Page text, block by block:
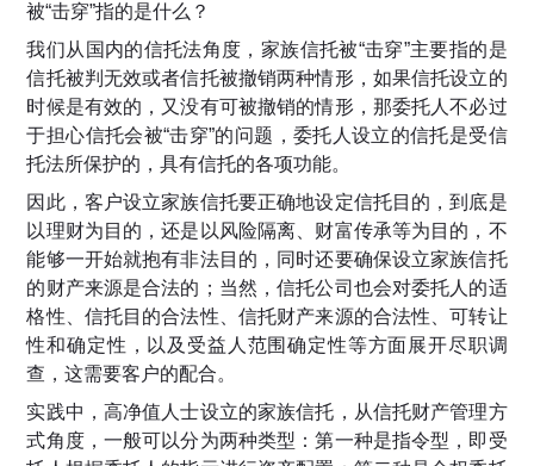
被“击穿”指的是什么？
我们从国内的信托法角度，家族信托被“击穿”主要指的是
信托被判无效或者信托被撤销两种情形，如果信托设立的
时候是有效的，又没有可被撤销的情形，那委托人不必过
于担心信托会被“击穿”的问题，委托人设立的信托是受信
托法所保护的，具有信托的各项功能。
因此，客户设立家族信托要正确地设定信托目的，到底是
以理财为目的，还是以风险隔离、财富传承等为目的，不
能够一开始就抱有非法目的，同时还要确保设立家族信托
的财产来源是合法的；当然，信托公司也会对委托人的适
格性、信托目的合法性、信托财产来源的合法性、可转让
性和确定性，以及受益人范围确定性等方面展开尽职调
查，这需要客户的配合。
实践中，高净值人士设立的家族信托，从信托财产管理方
式角度，一般可以分为两种类型：第一种是指令型，即受